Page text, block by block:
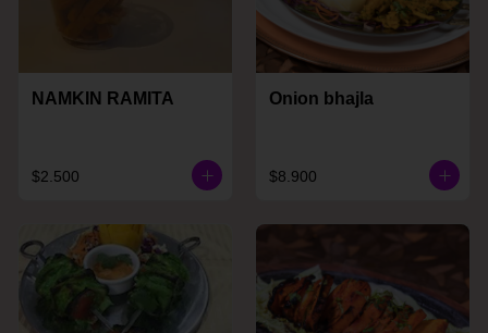
NAMKIN RAMITA
$2.500
Onion bhajla
$8.900